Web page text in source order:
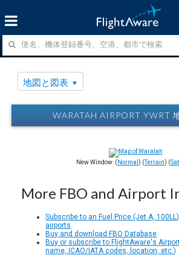
地図と図表
WARATAH AIRPORT YWRT
New Window: ( Normal ) (Terrain) (
More FBO and Airport
Subscribe to an Fuel Price (Jet A,
airports
Buy and download FBO Database
Buy or subscribe to FlightAware's
name, ICAO/IATA codes, location, etc.)